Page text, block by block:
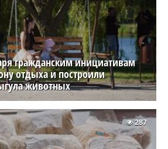
гражданским инициативам
отдыха и построили
животных
287